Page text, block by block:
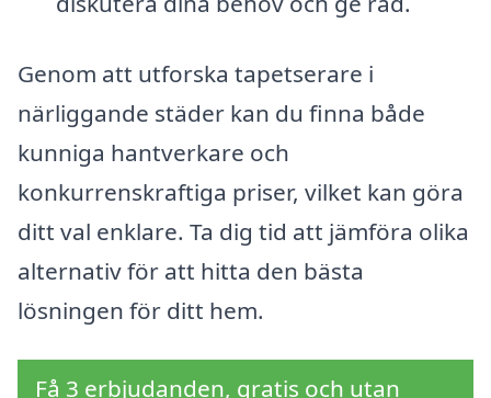
Genom att utforska tapetserare i
närliggande städer kan du finna både
kunniga hantverkare och
konkurrenskraftiga priser, vilket kan göra
ditt val enklare. Ta dig tid att jämföra olika
alternativ för att hitta den bästa
lösningen för ditt hem.
Få 3 erbjudanden, gratis och utan